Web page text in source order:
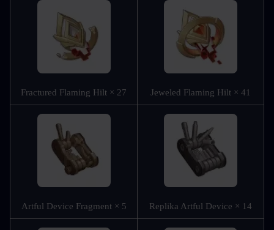
Fractured Flaming Hilt × 27 Jeweled Flaming Hilt × 41
Artful Device Fragment × 5 Replika Artful Device × 14